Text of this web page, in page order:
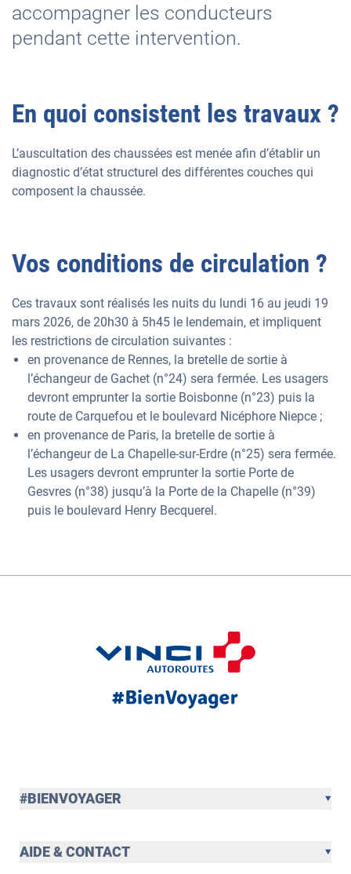
accompagner les conducteurs
pendant cette intervention.
En quoi consistent les travaux ?
L’auscultation des chaussées est menée afin d’établir un
diagnostic d’état structurel des différentes couches qui
composent la chaussée.
Vos conditions de circulation ?
Ces travaux sont réalisés les nuits du lundi 16 au jeudi 19
mars 2026, de 20h30 à 5h45 le lendemain, et impliquent
les restrictions de circulation suivantes :
en provenance de Rennes, la bretelle de sortie à
l’échangeur de Gachet (n°24) sera fermée. Les usagers
devront emprunter la sortie Boisbonne (n°23) puis la
route de Carquefou et le boulevard Nicéphore Niepce ;
en provenance de Paris, la bretelle de sortie à
l’échangeur de La Chapelle-sur-Erdre (n°25) sera fermée.
Les usagers devront emprunter la sortie Porte de
Gesvres (n°38) jusqu’à la Porte de la Chapelle (n°39)
puis le boulevard Henry Becquerel.
#BIENVOYAGER
AIDE & CONTACT